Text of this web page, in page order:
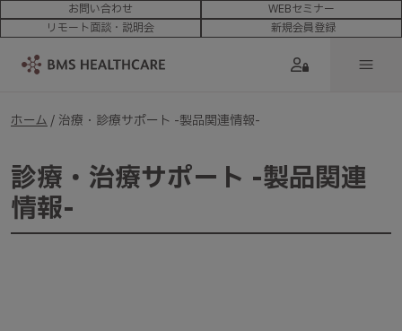
お問い合わせ
WEBセミナー
リモート面談・説明会
新規会員登録
ホーム / 治療・診療サポート -製品関連情報-
診療・治療サポート -製品関連
情報-